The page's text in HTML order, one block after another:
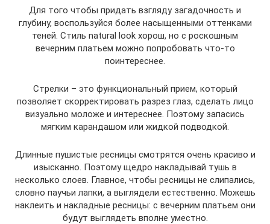
Для того чтобы придать взгляду загадочность и
глубину, воспользуйся более насыщенными оттенками
теней. Стиль natural look хорош, но с роскошным
вечерним платьем можно попробовать что-то
поинтереснее.
Стрелки – это функциональный прием, который
позволяет скорректировать разрез глаз, сделать лицо
визуально моложе и интереснее. Поэтому запасись
мягким карандашом или жидкой подводкой.
Длинные пушистые ресницы смотрятся очень красиво и
изысканно. Поэтому щедро накладывай тушь в
несколько слоев. Главное, чтобы ресницы не слипались,
словно паучьи лапки, а выглядели естественно. Можешь
наклеить и накладные ресницы: с вечерним платьем они
будут выглядеть вполне уместно.